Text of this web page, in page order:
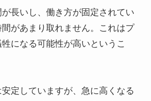
長いし、働き方が固定されてい
があまり取れません。これはプ
になる可能性が高いというこ
定していますが、急に高くなる